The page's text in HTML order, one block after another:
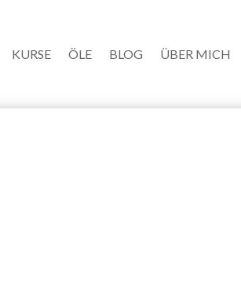
KURSE ÖLE BLOG ÜBER MICH